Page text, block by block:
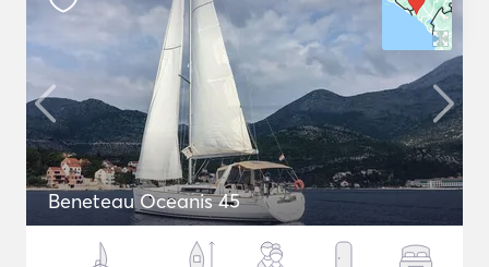
Beneteau Oceanis 45